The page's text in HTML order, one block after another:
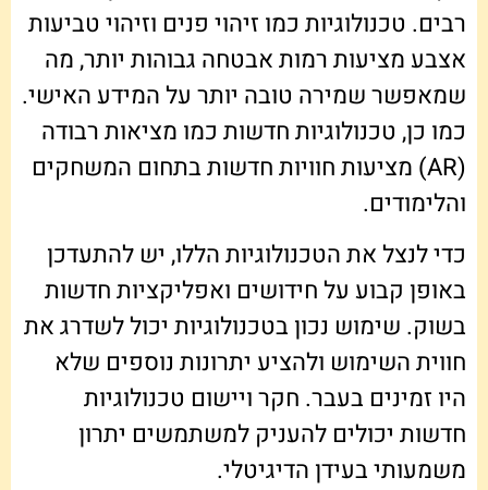
רבים. טכנולוגיות כמו זיהוי פנים וזיהוי טביעות
אצבע מציעות רמות אבטחה גבוהות יותר, מה
שמאפשר שמירה טובה יותר על המידע האישי.
כמו כן, טכנולוגיות חדשות כמו מציאות רבודה
(AR) מציעות חוויות חדשות בתחום המשחקים
והלימודים.
כדי לנצל את הטכנולוגיות הללו, יש להתעדכן
באופן קבוע על חידושים ואפליקציות חדשות
בשוק. שימוש נכון בטכנולוגיות יכול לשדרג את
חווית השימוש ולהציע יתרונות נוספים שלא
היו זמינים בעבר. חקר ויישום טכנולוגיות
חדשות יכולים להעניק למשתמשים יתרון
משמעותי בעידן הדיגיטלי.